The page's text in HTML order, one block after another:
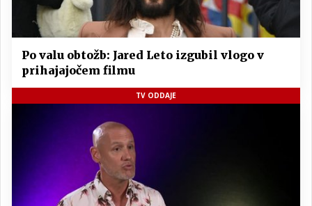
Po valu obtožb: Jared Leto izgubil vlogo v
prihajajočem filmu
TV ODDAJE